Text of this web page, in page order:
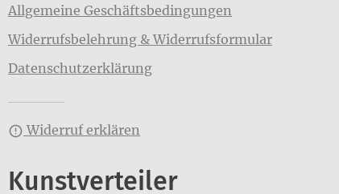
Allgemeine Geschäftsbedingungen
Widerrufsbelehrung & Widerrufsformular
Datenschutzerklärung
Widerruf erklären
Kunstverteiler